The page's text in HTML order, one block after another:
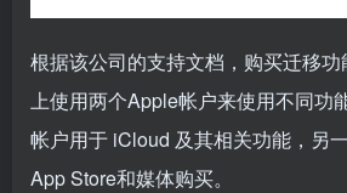
根据该公司的支持文档，购买迁移
上使用两个Apple帐户来使用不同功
帐户用于 iCloud 及其相关功能，另
App Store和媒体购买。